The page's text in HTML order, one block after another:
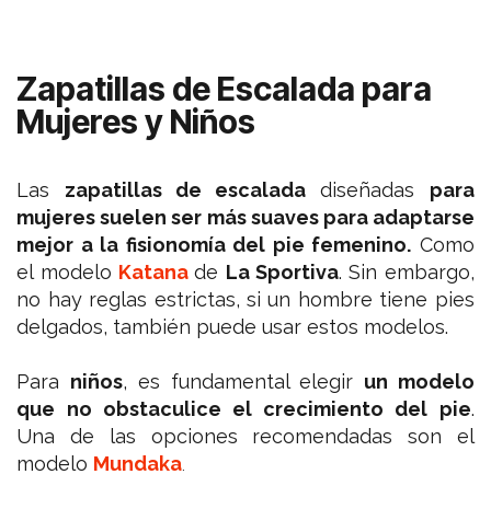
Zapatillas de Escalada para
Mujeres y Niños
Las zapatillas de escalada diseñadas para
mujeres suelen ser más suaves para adaptarse
mejor a la fisionomía del pie femenino. Como
el modelo Katana de La Sportiva. Sin embargo,
no hay reglas estrictas, si un hombre tiene pies
delgados, también puede usar estos modelos.
Para niños, es fundamental elegir un modelo
que no obstaculice el crecimiento del pie.
Una de las opciones recomendadas son el
modelo Mundaka